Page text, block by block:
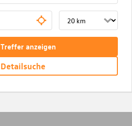
Detailsuche
Treffer anzeigen